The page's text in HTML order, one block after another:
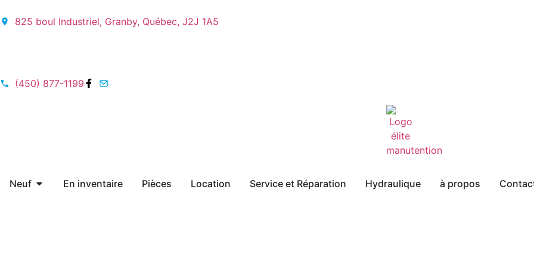
825 boul Industriel, Granby, Québec, J2J 1A5
(450) 877-1199
Neuf En inventaire Pièces Location Service et Réparation Hydraulique à propos